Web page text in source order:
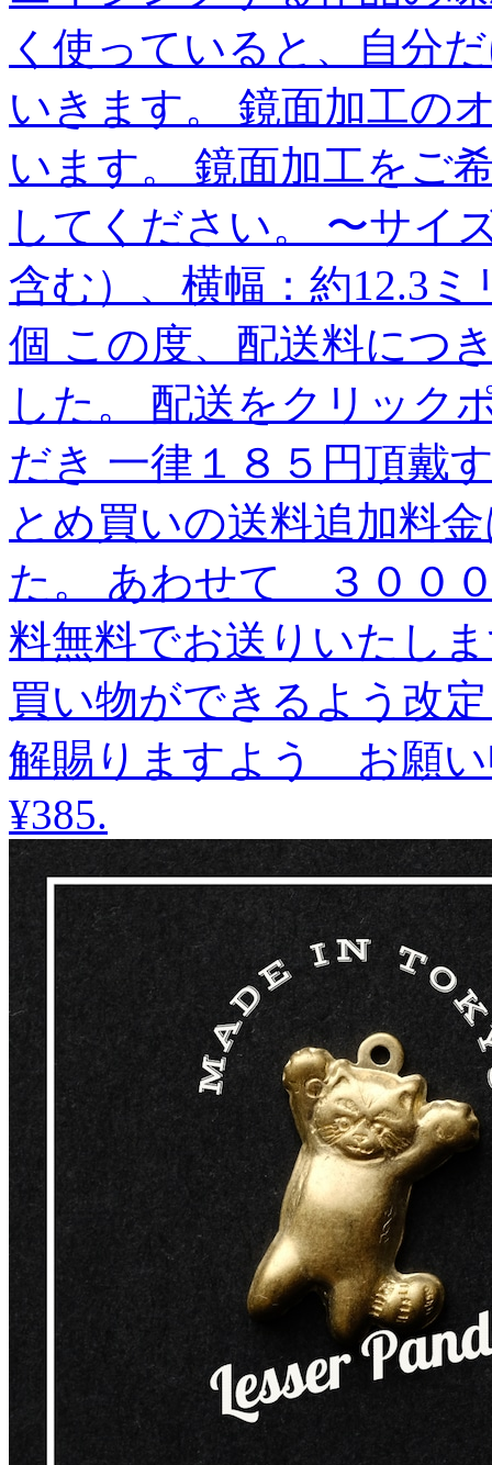
く使っていると、自分
いきます。 鏡面加工の
います。 鏡面加工をご
してください。 〜サイ
含む）、横幅：約12.3
個 この度、配送料につ
した。 配送をクリック
だき 一律１８５円頂戴
とめ買いの送料追加料
た。 あわせて ３００
料無料でお送りいたし
買い物ができるよう改
解賜りますよう お願い
¥385.